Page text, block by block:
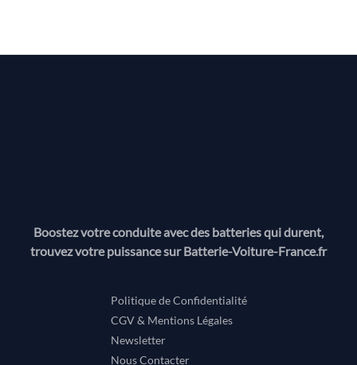
Boostez votre conduite avec des batteries qui durent,
trouvez votre puissance sur Batterie-Voiture-France.fr
Politique de Confidentialité
CGV & Mentions Légales
Newsletter
Nous Contacter